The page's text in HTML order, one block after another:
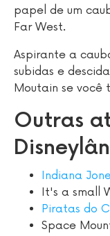
papel de um
Far West.
Aspirante a
subidas e
Moutain se você
Outras
Indiana
It's a small
Piratas do
Space